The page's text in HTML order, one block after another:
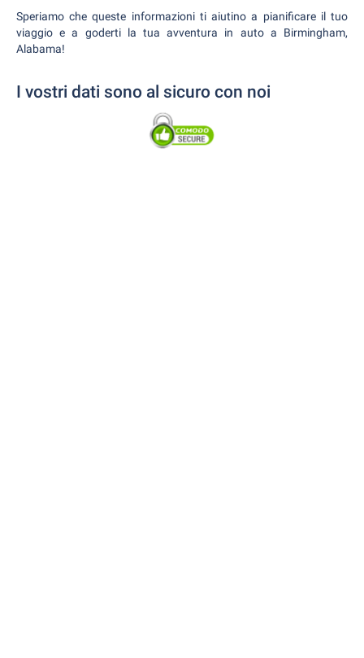
Speriamo che queste informazioni ti aiutino a pianificare il tuo
viaggio e a goderti la tua avventura in auto a Birmingham,
Alabama!
I vostri dati sono al sicuro con noi